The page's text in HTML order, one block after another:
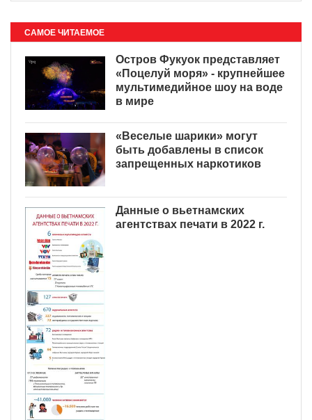
САМОЕ ЧИТАЕМОЕ
Остров Фукуок представляет
«Поцелуй моря» - крупнейшее
мультимедийное шоу на воде
в мире
«Веселые шарики» могут
быть добавлены в список
запрещенных наркотиков
Данные о вьетнамских
агентствах печати в 2022 г.